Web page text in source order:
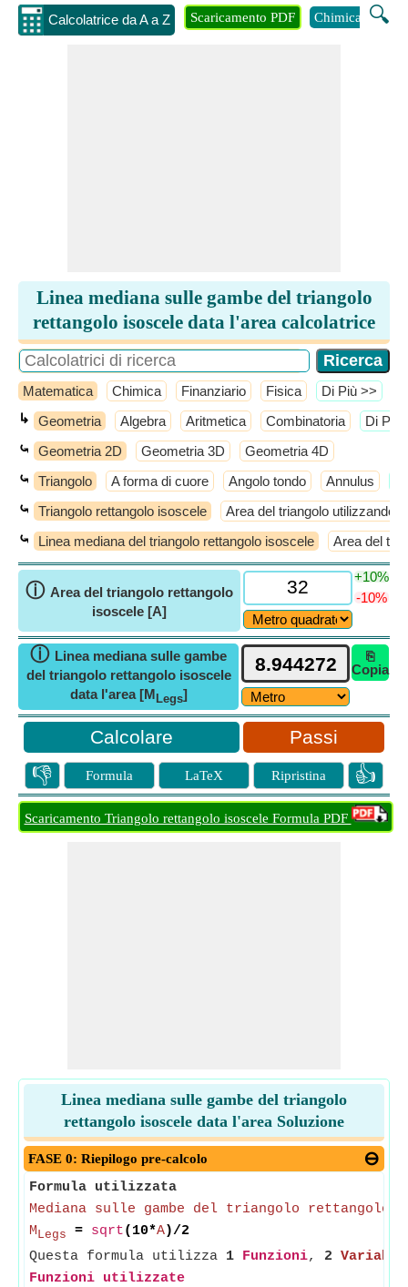
Calcolatrice da A a Z 🔍
Scaricamento PDF Chimica
Linea mediana sulle gambe del triangolo
rettangolo isoscele data l'area calcolatrice
Matematica Chimica Finanziario Fisica ​Di Più >>
↳ Geometria Algebra Aritmetica Combinatoria ​Di Più
⤿ Geometria 2D Geometria 3D Geometria 4D
⤿ Triangolo A forma di cuore Angolo tondo Annulus
⤿ Triangolo rettangolo isoscele Area del triangolo utilizzando
⤿ Linea mediana del triangolo rettangolo isoscele Area del
ⓘ Area del triangolo rettangolo
isoscele [A]
+10%
-10%
ⓘ Linea mediana sulle gambe
del triangolo rettangolo isoscele
data l'area [M Legs]
⎘
Copia
Passi
👎 Formula LaTeX Ripristina 👍
Scaricamento Triangolo rettangolo isoscele Formula PDF
Linea mediana sulle gambe del triangolo
rettangolo isoscele data l'area Soluzione
FASE 0: Riepilogo pre-calcolo
Formula utilizzata
Mediana sulle gambe del triangolo rettangolo
MLegs = sqrt(10*A)/2
Questa formula utilizza 1 Funzioni, 2
Funzioni utilizzate